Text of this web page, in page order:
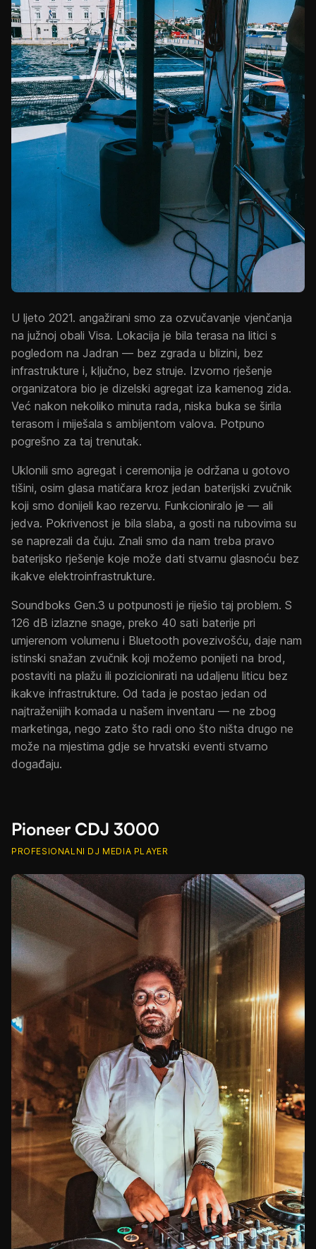
U ljeto 2021. angažirani smo za ozvučavanje vjenčanja
na južnoj obali Visa. Lokacija je bila terasa na litici s
pogledom na Jadran — bez zgrada u blizini, bez
infrastrukture i, ključno, bez struje. Izvorno rješenje
organizatora bio je dizelski agregat iza kamenog zida.
Već nakon nekoliko minuta rada, niska buka se širila
terasom i miješala s ambijentom valova. Potpuno
pogrešno za taj trenutak.
Uklonili smo agregat i ceremonija je održana u gotovo
tišini, osim glasa matičara kroz jedan baterijski zvučnik
koji smo donijeli kao rezervu. Funkcioniralo je — ali
jedva. Pokrivenost je bila slaba, a gosti na rubovima su
se naprezali da čuju. Znali smo da nam treba pravo
baterijsko rješenje koje može dati stvarnu glasnoću bez
ikakve elektroinfrastrukture.
Soundboks Gen.3 u potpunosti je riješio taj problem. S
126 dB izlazne snage, preko 40 sati baterije pri
umjerenom volumenu i Bluetooth povezivošću, daje nam
istinski snažan zvučnik koji možemo ponijeti na brod,
postaviti na plažu ili pozicionirati na udaljenu liticu bez
ikakve infrastrukture. Od tada je postao jedan od
najtraženijih komada u našem inventaru — ne zbog
marketinga, nego zato što radi ono što ništa drugo ne
može na mjestima gdje se hrvatski eventi stvarno
događaju.
Pioneer CDJ 3000
PROFESIONALNI DJ MEDIA PLAYER